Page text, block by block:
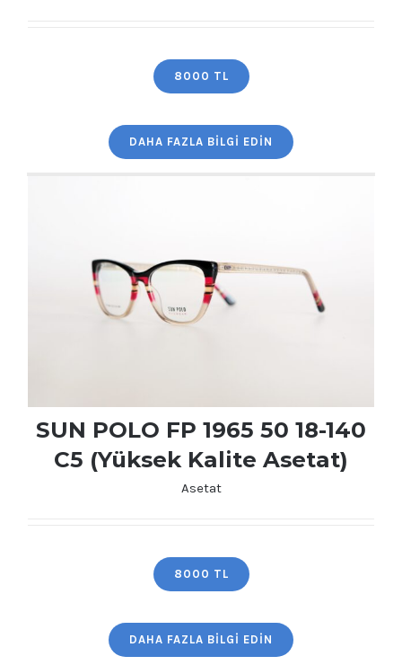
Kalite Asetat)
8000 TL
DAHA FAZLA BILGI EDIN
Kalite Asetat)
SUN POLO FP 1965 50 18-140
C5 (Yüksek Kalite Asetat)
Asetat
8000 TL
DAHA FAZLA BILGI EDIN